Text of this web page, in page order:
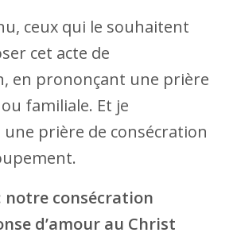
ceux qui le souhaitent
cet acte de
en prononçant une prière
familiale. Et je
prière de consécration
notre consécration
d’amour au Christ